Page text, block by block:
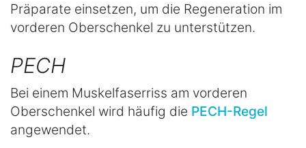
Präparate einsetzen, um die Regeneration im
vorderen Oberschenkel zu unterstützen.
PECH
Bei einem Muskelfaserriss am vorderen
Oberschenkel wird häufig die PECH-Regel
angewendet.